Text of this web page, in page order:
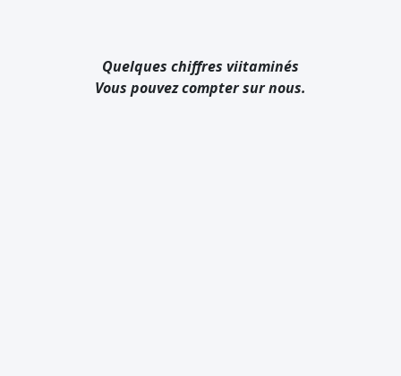
Quelques chiffres viitaminés
Vous pouvez compter sur nous.